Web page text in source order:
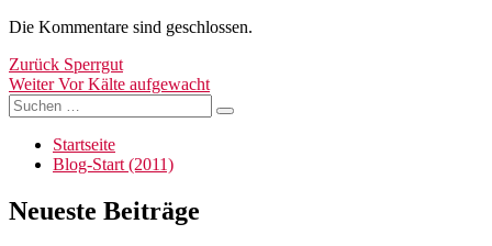
Die Kommentare sind geschlossen.
Beitragsnavigation
Zurück Vorheriger
Beitrag:
Sperrgut
Weiter Nächster
Beitrag:
Vor Kälte aufgewacht
Suchen
nach:
Suchen
Startseite
Blog-Start (2011)
Neueste Beiträge